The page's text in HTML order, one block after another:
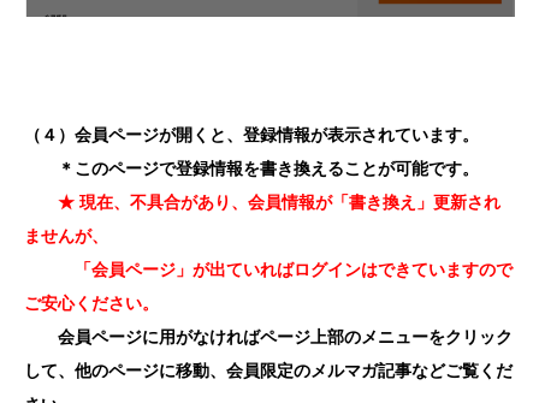
（４）会員ページが開くと、登録情報が表示されています。
＊このページで登録情報を書き換えることが可能です。
★ 現在、不具合があり、会員情報が「書き換え」更新され
ませんが、
「会員ページ」が出ていればログインはできていますので
ご安心ください。
会員ページに用がなければページ上部のメニューをクリック
して、他のページに移動、会員限定のメルマガ記事などご覧くだ